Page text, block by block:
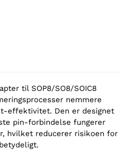
til SOP8/SO8/SOIC8
nemmere
effektivitet. Den er designet
pin-forbindelse fungerer
hvilket reducerer risikoen for